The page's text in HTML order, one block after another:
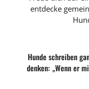
entdecke
Hunde schreiben
denken: „Wenn er